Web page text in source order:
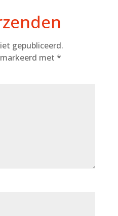
gepubliceerd.
met *